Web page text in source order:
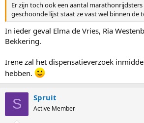
Er zijn toch ook een aantal
geschoonde lijst staat ze vast wel binnen de
In ieder geval Elma de Vries, Ria
Bekkering.
Irene zal het dispensatieverzoek
hebben.
S Spruit
Active Member